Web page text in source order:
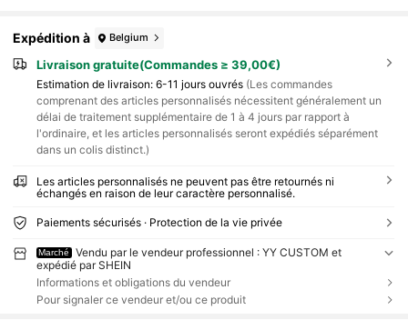
sonnalisé, plateau à fumer personnalisé, couve
rcle de cendrier anti-vent, cadeaux pour homm
es, cendrier de bureau, cendrier en noyer, cade
au de fête des pères avec gravure, cadeau pour
garçons d'honneur, cadeau personnalisé pour
fumeurs, plateau de décoration de bureau, cad
eau de fête des pères, cendrier rétro, cendrier r
étro en bois anti-vent, convient pour le bureau,
le patio, la décoration de la maison
Expédition à Belgium
Livraison gratuite(Commandes ≥ 39,00€)
Estimation de livraison: 6-11 jours ouvrés (Les commandes
comprenant des articles personnalisés nécessitent généralement un
délai de traitement supplémentaire de 1 à 4 jours par rapport à
l'ordinaire, et les articles personnalisés seront expédiés séparément
dans un colis distinct.)
Les articles personnalisés ne peuvent pas être retournés ni
échangés en raison de leur caractère personnalisé.
Paiements sécurisés · Protection de la vie privée
Marché
Vendu par le vendeur professionnel : YY CUSTOM et
expédié par SHEIN
Informations et obligations du vendeur
Pour signaler ce vendeur et/ou ce produit